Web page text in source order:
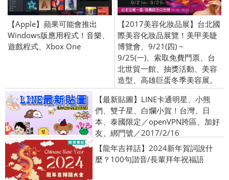
【Apple】蘋果可能會推出
Windows版應用程式！音樂、
遊戲程式、Xbox One
【2017美容化妝品展】台北國
際美容化妝品展覽！美甲美睫
博覽會、9/21(四) ~
9/25(一)、索取免費門票、台
北世貿一館、抽獎活動、美容
造型、高雄巨蛋冬季美容展。
【最新貼圖】LINE卡通明星、小熊
們、雙子星、白爛小賀！台灣、日
本、泰國限定／openVPN跨區、加好
友、綁門號／2017/2/16
【龍年吉祥話】2024新年賀詞說什
麼？100句諧音/長輩拜年祝福語